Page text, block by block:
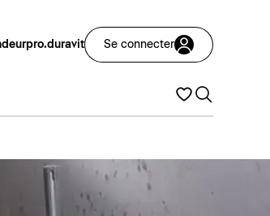
pro.duravit Se connecter